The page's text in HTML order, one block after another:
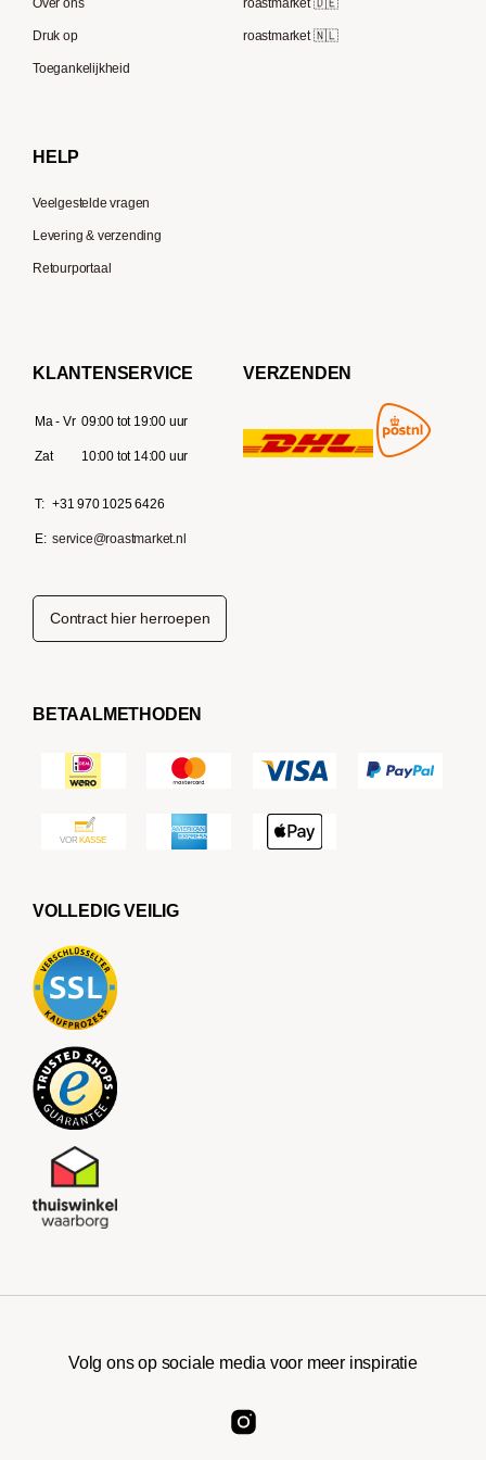
Supremo
Moccamaster
Over ons
Druk op
Toegankelijkheid
roastmarket 🇩🇪
roastmarket 🇳🇱
HELP
Veelgestelde vragen
Levering & verzending
Retourportaal
KLANTENSERVICE
Ma - Vr 09:00 tot 19:00 uur
Zat 10:00 tot 14:00 uur
T: +31 970 1025 6426
E: service@roastmarket.nl
VERZENDEN
Contract hier herroepen
BETAALMETHODEN
VOLLEDIG VEILIG
Volg ons op sociale media voor meer inspiratie